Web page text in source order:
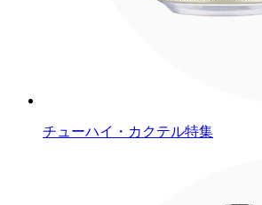
チューハイ・カクテル特集